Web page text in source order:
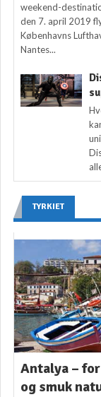
weekend-
den 7. april 2019
Københavns
Nantes...
TYRKIET
Antalya –
og smuk